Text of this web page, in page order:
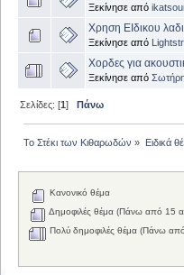
Ξεκίνησε από
Χρηση ΕΙδικου
Ξεκίνησε από
Χορδες για
Ξεκίνησε από
Σελίδες: [1]Πάνω
Το Στέκι των Κιθαρωδών » Ειδικά
Κανονικό θέμα
Δημοφιλές θέμα (Πάνω από 15
Πολύ δημοφιλές θέμα (Πάνω